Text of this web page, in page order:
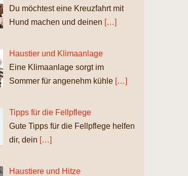
Du möchtest eine Kreuzfahrt mit
Hund machen und deinen […]
Haustier und Klimaanlage
Eine Klimaanlage sorgt im
Sommer für angenehm kühle […]
Tipps für die Fellpflege
Gute Tipps für die Fellpflege helfen
dir, dein […]
Haustiere und Hitze